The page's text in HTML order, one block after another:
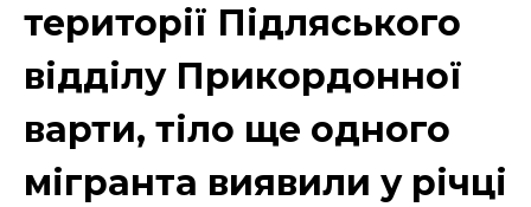
території Підляського
відділу Прикордонної
варти, тіло ще одного
мігранта виявили у річці